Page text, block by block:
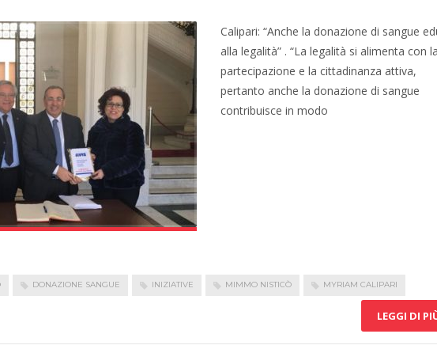
Calipari: “Anche la donazione di sangue
alla legalità” . “La legalità si alimenta con la
partecipazione e la cittadinanza attiva,
pertanto anche la donazione di sangue
contribuisce in modo
DONAZIONE SANGUE INIZIATIVE MIMMO NISTICÒ MYRIAM CALIPARI
LEGGI DI